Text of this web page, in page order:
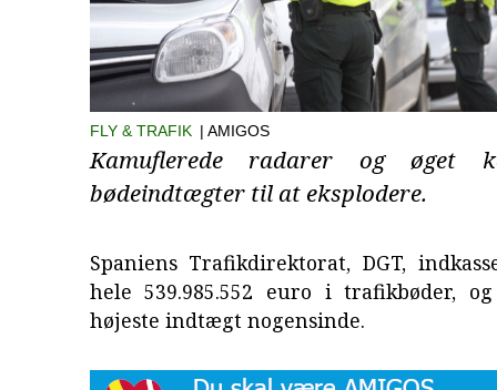
FLY & TRAFIK | AMIGOS
Kamuflerede radarer og øget
bødeindtægter til at eksplodere.
Spaniens Trafikdirektorat, DGT,
hele 539.985.552 euro i trafikbøder,
højeste indtægt nogensinde.